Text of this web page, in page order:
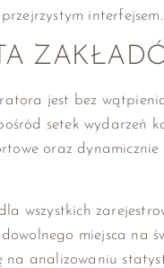
interfejsem.
jest bez
setek wydarzeń
oraz
wszystkich
miejsca na
na analizowaniu